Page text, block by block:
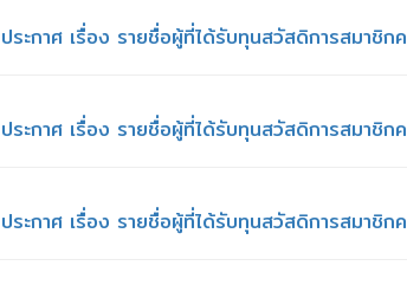
ประกาศ เรื่อง รายชื่อผู้ที่ได้รับทุนสวัสดิการสมาชิ
ประกาศ เรื่อง รายชื่อผู้ที่ได้รับทุนสวัสดิการสมาชิ
ประกาศ เรื่อง รายชื่อผู้ที่ได้รับทุนสวัสดิการสมาชิ